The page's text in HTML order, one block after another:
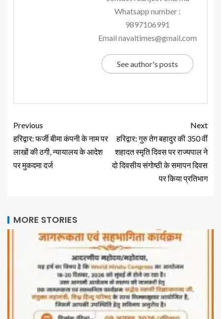
Whatsapp number :
9897106991
Email navaltimes@gmail.com
See author's posts
Previous
हरिद्वार: फर्जी बीमा कंपनी के नाम पर
लाखों की ठगी, न्यायालय के आदेश
पर मुकदमा दर्ज
Next
हरिद्वार: गुरु तेग बहादुर की 350 वीं
शहादत स्मृति दिवस पर राज्यपाल ने
दो दिवसीय संगोष्ठी के समापन दिवस
पर किया प्रतिभाग
MORE STORIES